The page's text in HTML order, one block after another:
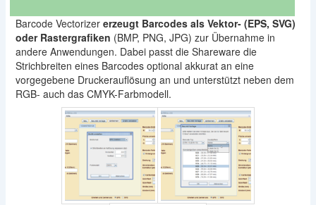
Barcode Vectorizer erzeugt Barcodes als Vektor- (EPS, SVG)
oder Rastergrafiken (BMP, PNG, JPG) zur Übernahme in
andere Anwendungen. Dabei passt die Shareware die
Strichbreiten eines Barcodes optional akkurat an eine
vorgegebene Druckerauflösung an und unterstützt neben dem
RGB- auch das CMYK-Farbmodell.